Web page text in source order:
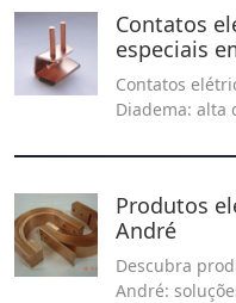
Contatos
especiais
Contatos
Diadema: alta
para melhor
Produtos
André
Descubra
André: